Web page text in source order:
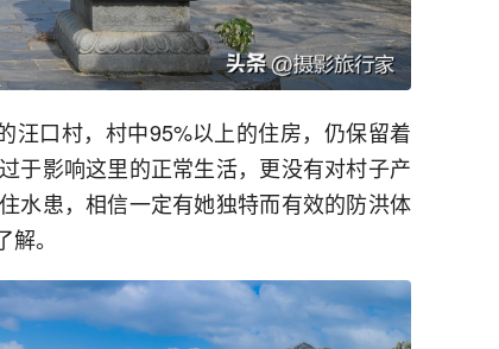
汪口村，村中95%以上的住房，仍保留着
于影响这里的正常生活，更没有对村子产
水患，相信一定有她独特而有效的防洪体
。